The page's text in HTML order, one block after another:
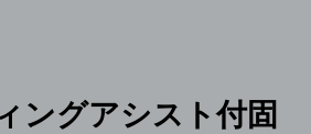
ングアシスト付固